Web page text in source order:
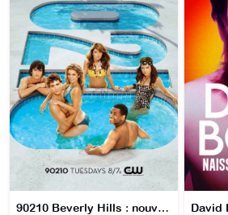
90210 Beverly Hills : nouvelle génération